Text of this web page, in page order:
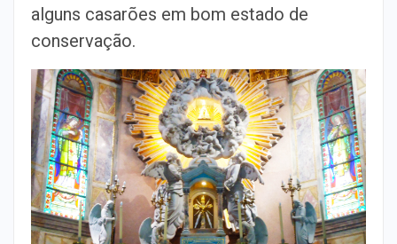
alguns casarões em bom estado de
conservação.